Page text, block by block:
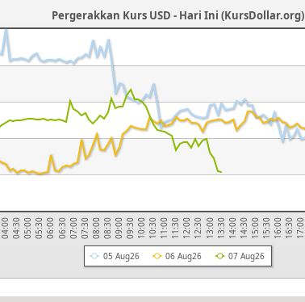
04:00 04:30 05:00 05:30 06:00 06:30 07:00 07:30 08:00 08:30 09:00 09:30 10:00 10:30 11:00 11:30 12:00 12:30 13:00 13:30 14:00 14:30 15:00 15:30 16:00 16:30 17:00
05 Aug26 06 Aug26 07 Aug26
Pergerakkan Kurs USD - Hari Ini (KursDollar.org)